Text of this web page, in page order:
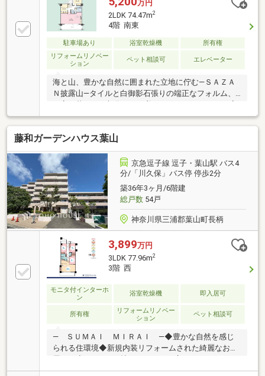
万円
2LDK 74.47m2
4階 南東
駐車場あり 浴室乾燥機
所有権
リフォームリノベー
ション
ペット相談可 エレベーター
海と山、豊かな自然に囲まれた立地に佇む―ＳＡＺＡ
Ｎ披露山―タイルと白御影石張りの端正なフォルム、
丁寧な暮らしが想像できる美しいレジデンスです。室
内は２０２２年にフルリノベーションが施され、ナチ
ュラルでインテリアの映えるデザインに。２つの洋室
に、２０帖を超えるゆとりあるＬＤＫの間取り。リビ
ング扉を開けると、大きな窓から青々と鮮やかな緑が
視界いっぱいに広がります。フルオープンサッシ＆タ
イル敷きの大開口バルコニーは、心地よい風を感じる
アウトドアなスペース。陽射しを浴びながら逗子のグ
リーンビューを愉しむ憩いの空間です。お問合せお待
ちしております！
藤和ガーデンハウス葉山
京急逗子線 逗子・葉山駅 バス4
分/「川久保」バス停 停歩2分
築36年3ヶ月/6階建
総戸数54戸
神奈川県三浦郡葉山町長柄
3,899万円
3LDK 77.96m2
3階 西
モニタ付インターホ
ン
浴室乾燥機 即入居可
所有権
リフォームリノベー
ション
ペット相談可
― ＳＵＭＡＩ ＭＩＲＡＩ ―◆豊かな自然を感じ
られる住環境◆新規内装リフォームされた綺麗なお部
屋です◆LDKは16.4帖のゆとりある広さでゆったりと
過ごせます◆全居室5帖以上、クローゼット付き◆リ